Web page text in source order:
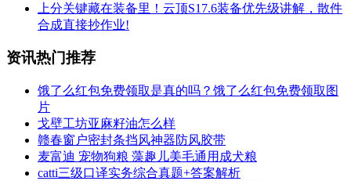
上分关键藏在装备里！云顶S17.6装备优先级讲解，散件
合成直接抄作业!
资讯热门推荐
饿了么红包免费领取是真的吗？饿了么红包免费领取图
片
戈壁工坊亚麻籽油怎么样
赣春窗户密封条挡风神器防风胶带
麦富迪 宠物狗粮 藻趣儿美毛通用成犬粮
catti三级口译实务综合真题+答案解析